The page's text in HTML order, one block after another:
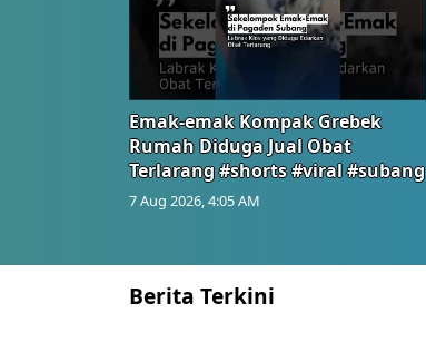
Emak-emak Kompak Grebek
Rumah Diduga Jual Obat
Terlarang #shorts #viral #subang
7 Aug 2026, 4:05 AM
Berita Terkini